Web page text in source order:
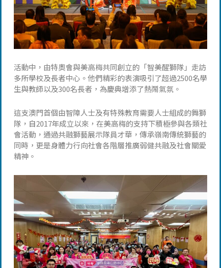
活動中，由特奧會與美高梅共同創立的「智美醒獅隊」走訪
多所學校及長者中心。他們精彩的表演吸引了超過2500名學
生與教師以及300名長者，為慶典增添了熱鬧氣氛。
這支澳門首個由智障人士及有特殊教育需要人士組成的舞獅
隊，自2017年成立以來，在美高梅的支持下積極參與各類社
會活動，通過共融獅藝展示隊員才華，傳承嶺南傳統獅藝的
同時，更是身體力行向社會各階層推廣弱健共融及社會關愛
精神。